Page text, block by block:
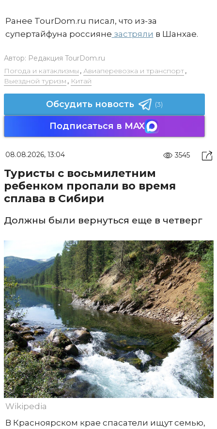
Ранее TourDom.ru писал, что из-за
супертайфуна россияне застряли в Шанхае.
Автор: Редакция TourDom.ru
Погода и катаклизмы , Авиаперевозка и транспорт,
Выездной туризм , Китай
Обсудить новость (3)
Подписаться в MAX
08.08.2026, 13:04 3545
Туристы с восьмилетним
ребенком пропали во время
сплава в Сибири
Должны были вернуться еще в четверг
Wikipedia
В Красноярском крае спасатели ищут семью,